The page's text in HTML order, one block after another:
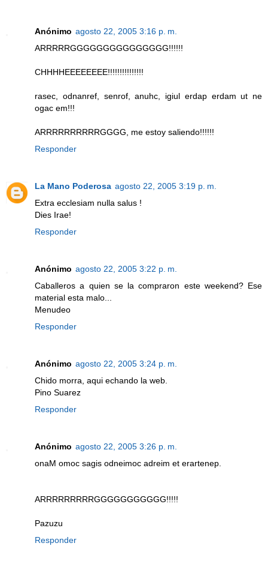
Anónimo agosto 22, 2005 3:16 p. m.
ARRRRRGGGGGGGGGGGGGGG!!!!!!
CHHHHEEEEEEEE!!!!!!!!!!!!!!!
rasec, odnanref, senrof, anuhc, igiul erdap erdam ut ne
ogac em!!!
ARRRRRRRRRRGGGG, me estoy saliendo!!!!!!
Responder
La Mano Poderosa agosto 22, 2005 3:19 p. m.
Extra ecclesiam nulla salus !
Dies Irae!
Responder
Anónimo agosto 22, 2005 3:22 p. m.
Caballeros a quien se la compraron este weekend? Ese
material esta malo...
Menudeo
Responder
Anónimo agosto 22, 2005 3:24 p. m.
Chido morra, aqui echando la web.
Pino Suarez
Responder
Anónimo agosto 22, 2005 3:26 p. m.
onaM omoc sagis odneimoc adreim et erartenep.
ARRRRRRRRRGGGGGGGGGGG!!!!!
Pazuzu
Responder